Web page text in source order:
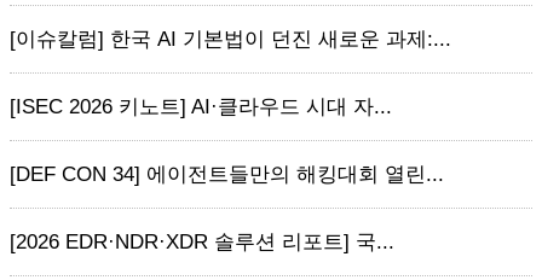
[이슈칼럼] 한국 AI 기본법이 던진 새로운 과제:...
[ISEC 2026 키노트] AI·클라우드 시대 자...
[DEF CON 34] 에이전트들만의 해킹대회 열린...
[2026 EDR·NDR·XDR 솔루션 리포트] 국...